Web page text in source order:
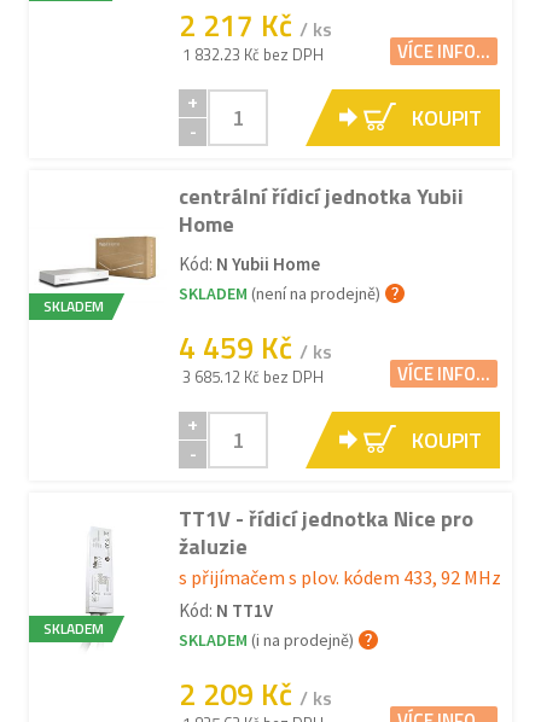
2 217 Kč / ks
1 832.23 Kč bez DPH VÍCE INFO...
+
-
KOUPIT
SKLADEM
centrální řídicí jednotka Yubii
Home
Kód: N Yubii Home
SKLADEM (není na prodejně)
4 459 Kč / ks
3 685.12 Kč bez DPH VÍCE INFO...
+
-
KOUPIT
SKLADEM
TT1V - řídicí jednotka Nice pro
žaluzie
s přijímačem s plov. kódem 433, 92 MHz
Kód: N TT1V
SKLADEM (i na prodejně)
2 209 Kč / ks